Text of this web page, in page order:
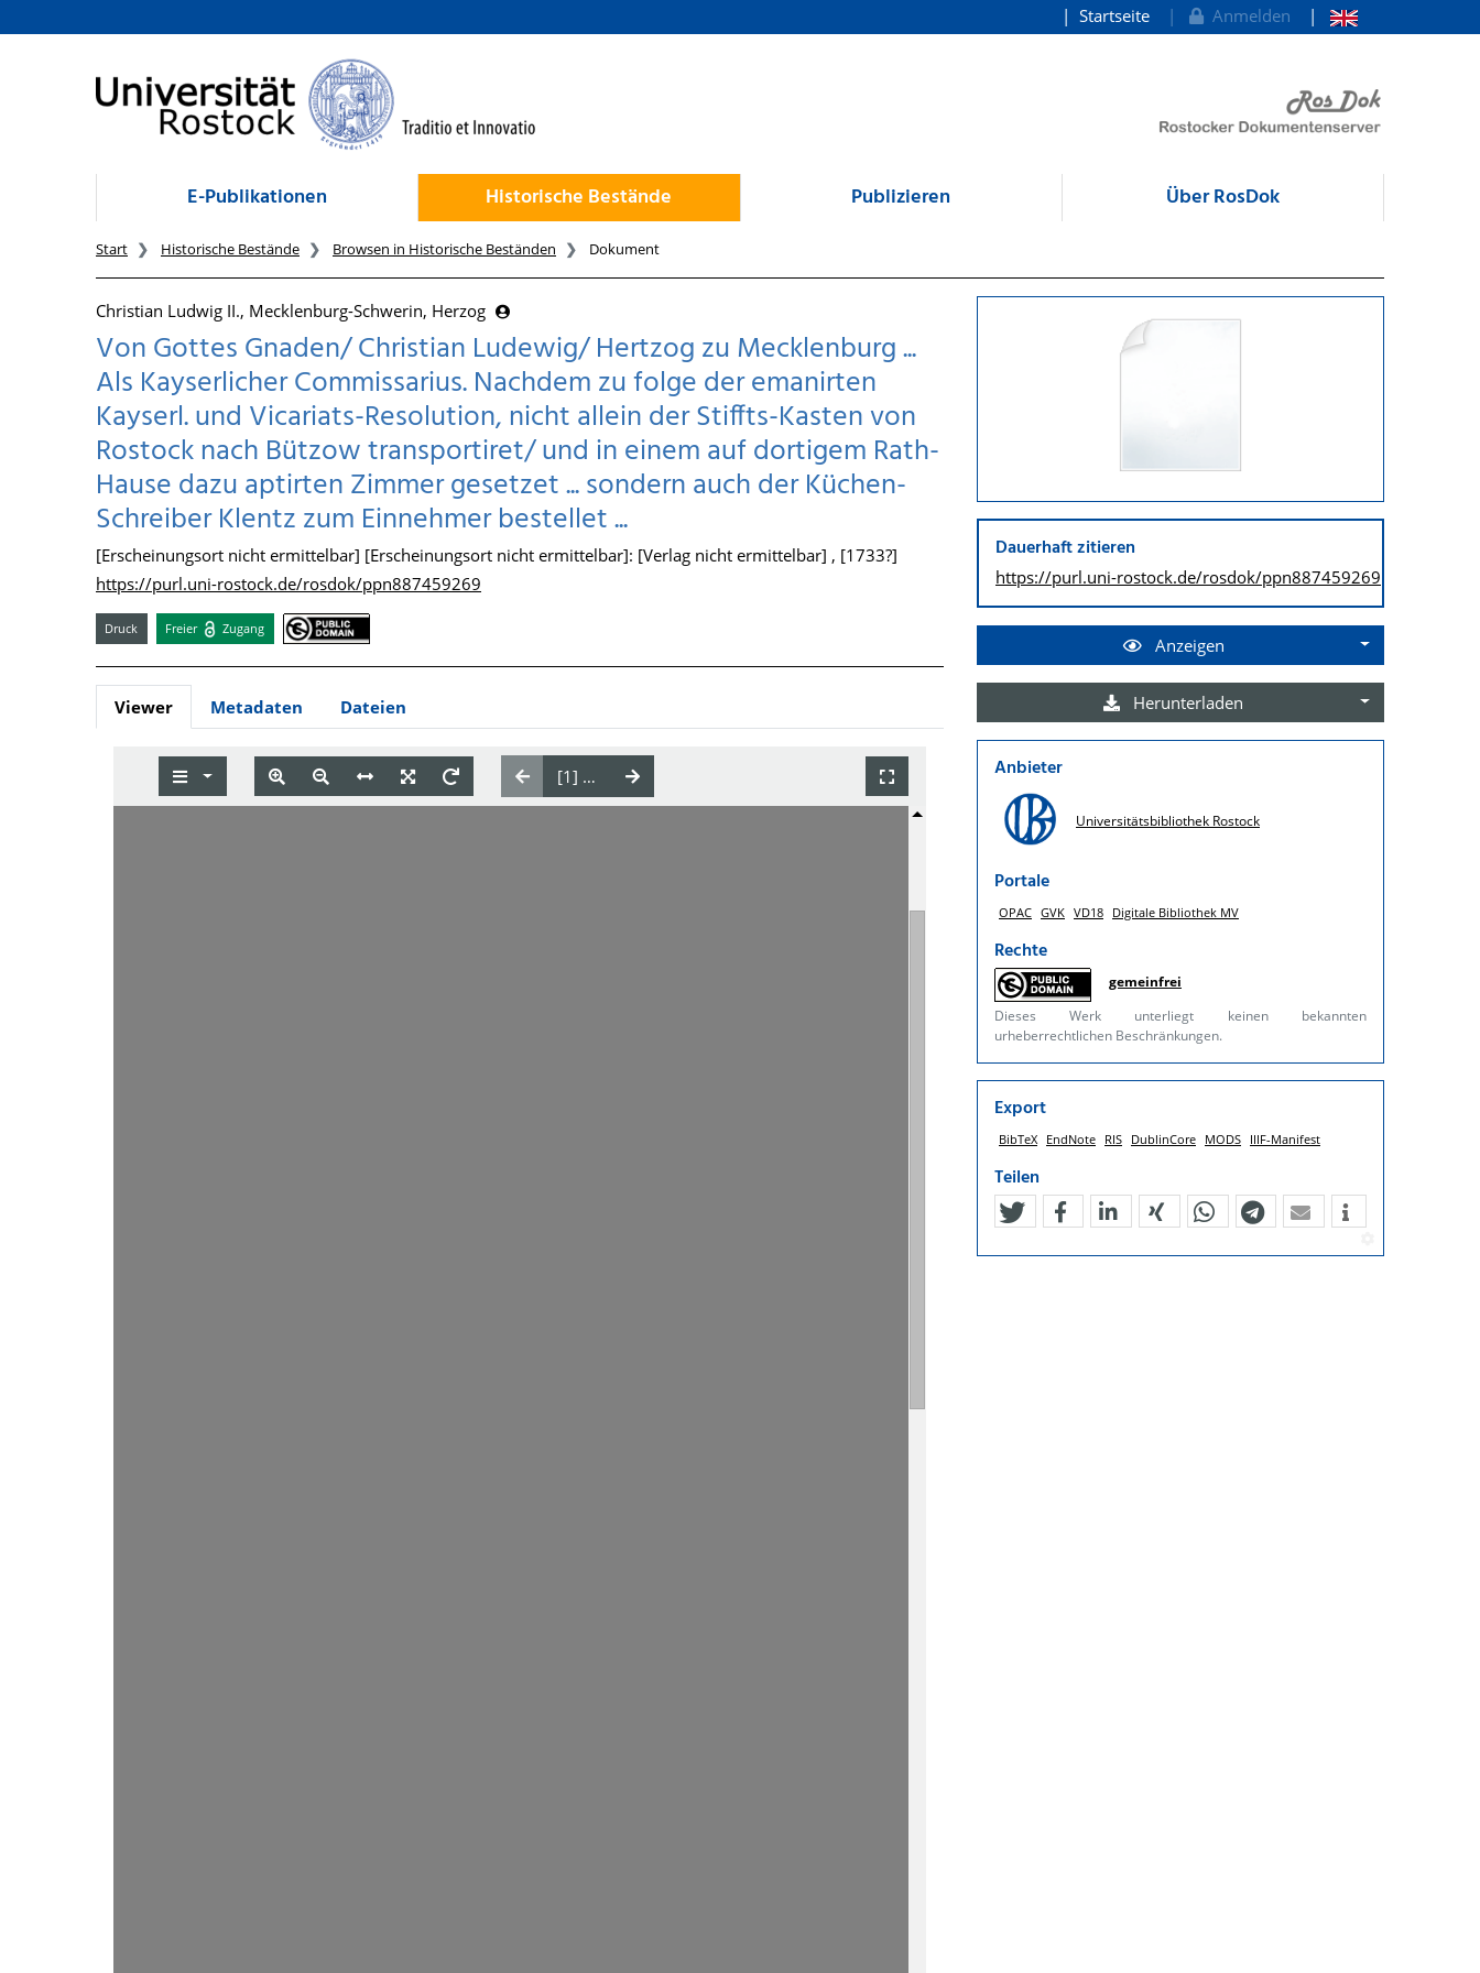
zum Inhalt
Startseite Anmelden
E-Publikationen Historische Bestände Publizieren Über RosDok
Start Historische Bestände Browsen in Historische Beständen Dokument
Christian Ludwig II., Mecklenburg-Schwerin, Herzog
Von Gottes Gnaden/ Christian Ludewig/ Hertzog zu Mecklenburg ...
Als Kayserlicher Commissarius. Nachdem zu folge der emanirten
Kayserl. und Vicariats-Resolution, nicht allein der Stiffts-Kasten von
Rostock nach Bützow transportiret/ und in einem auf dortigem Rath-
Hause dazu aptirten Zimmer gesetzet ... sondern auch der Küchen-
Schreiber Klentz zum Einnehmer bestellet ...
[Erscheinungsort nicht ermittelbar] [Erscheinungsort nicht ermittelbar]: [Verlag nicht ermittelbar] , [1733?]
https://purl.uni-rostock.de/rosdok/ppn887459269
Druck Freier Zugang
Viewer Metadaten Dateien
Dauerhaft zitieren
https://purl.uni-rostock.de/rosdok/ppn887459269
Anzeigen
Herunterladen
Anbieter
Universitätsbibliothek Rostock
Portale
OPAC GVK VD18 Digitale Bibliothek MV
Rechte
gemeinfrei
Dieses Werk unterliegt keinen bekannten
urheberrechtlichen Beschränkungen.
Export
BibTeX EndNote RIS DublinCore MODS IIIF-Manifest
Teilen